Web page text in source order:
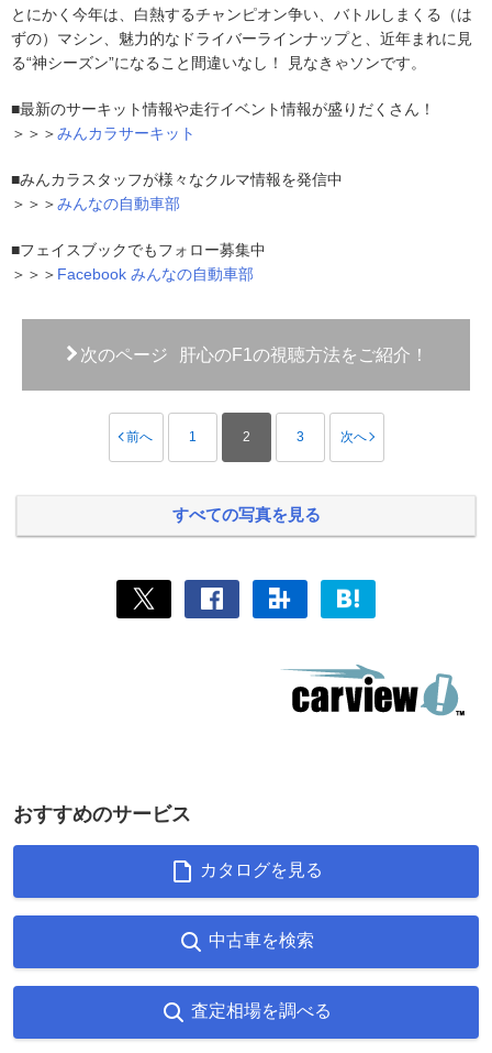
とにかく今年は、白熱するチャンピオン争い、バトルしまくる（は
ずの）マシン、魅力的なドライバーラインナップと、近年まれに見
る“神シーズン”になること間違いなし！ 見なきゃソンです。
■最新のサーキット情報や走行イベント情報が盛りだくさん！
＞＞＞みんカラサーキット
■みんカラスタッフが様々なクルマ情報を発信中
＞＞＞みんなの自動車部
■フェイスブックでもフォロー募集中
＞＞＞ Facebook みんなの自動車部
次のページ 肝心のF1の視聴方法をご紹介！
前へ 1 2 3 次へ
すべての写真を見る
おすすめのサービス
カタログを見る
中古車を検索
査定相場を調べる